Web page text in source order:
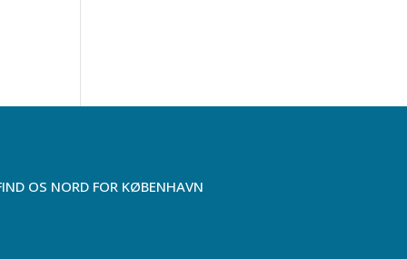
OS NORD FOR KØBENHAVN